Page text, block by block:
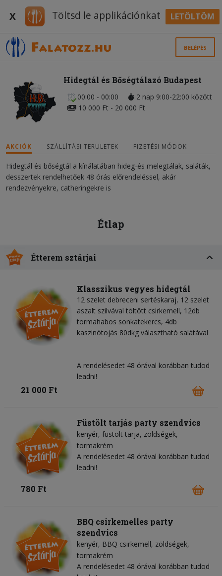
X Töltsd le applikációnkat LETÖLTÖM
BELÉPÉS
Hidegtál és Bőségtálazó Budapest
00:00 - 00:00
2 nap 9:00-22:00 között
10 000 Ft - 20 000 Ft
AKCIÓK SZÁLLÍTÁSI TERÜLETEK FIZETÉSI MÓDOK
Hidegtál és bőségtál a kínálatában hideg-és melegtálak, saláták,
desszertek rendelhetőek 48 órás előrendeléssel, akár
rendezvényekre, catheringekre is
Étlap
Étterem sztárjai
Klasszikus vegyes hidegtál
12 szelet debreceni sertéskaraj, 12 szelet
aszalt szilvával töltött csirkemell, 12db
tormahabos sonkatekercs, 4db
kaszinótojás 80dkg választható salátával
A rendelésedet 48 órával korábban tudod
leadni!
21 000 Ft
Füstölt tarjás party szendvics
kenyér füstölt tarja zöldségek
tormakrém
A rendelésedet 48 órával korábban tudod
leadni!
780 Ft
BBQ csirkemelles party
szendvics
kenyér BBQ csirkemell zöldségek
tormakrém
A rendelésedet 48 órával korábban tudod